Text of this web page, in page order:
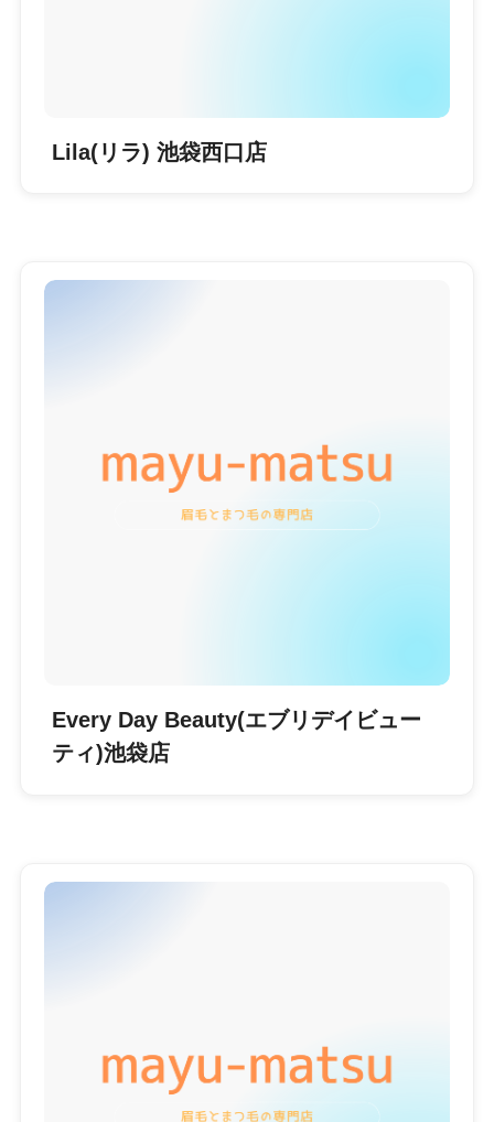
Lila(リラ) 池袋西口店
Every Day Beauty(エブリデイビュー
ティ)池袋店